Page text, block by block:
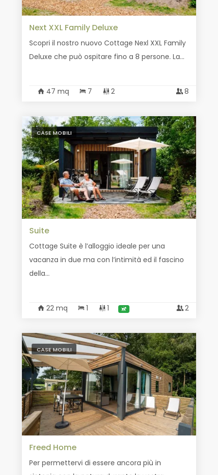
Next XXL Family Deluxe
Scopri il nostro nuovo Cottage Nexl XXL Family
Deluxe che può ospitare fino a 8 persone. La...
47 mq 7 2 8
CASE MOBILI
Suite
Cottage Suite è l’alloggio ideale per una
vacanza in due ma con l’intimità ed il fascino
della...
22 mq 1 1 2
CASE MOBILI
Freed Home
Per permettervi di essere ancora più in